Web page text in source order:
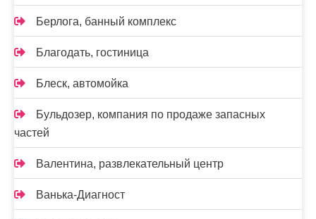
Берлога, банный комплекс
Благодать, гостиница
Блеск, автомойка
Бульдозер, компания по продаже запасных
частей
Валентина, развлекательный центр
Ванька-Диагност